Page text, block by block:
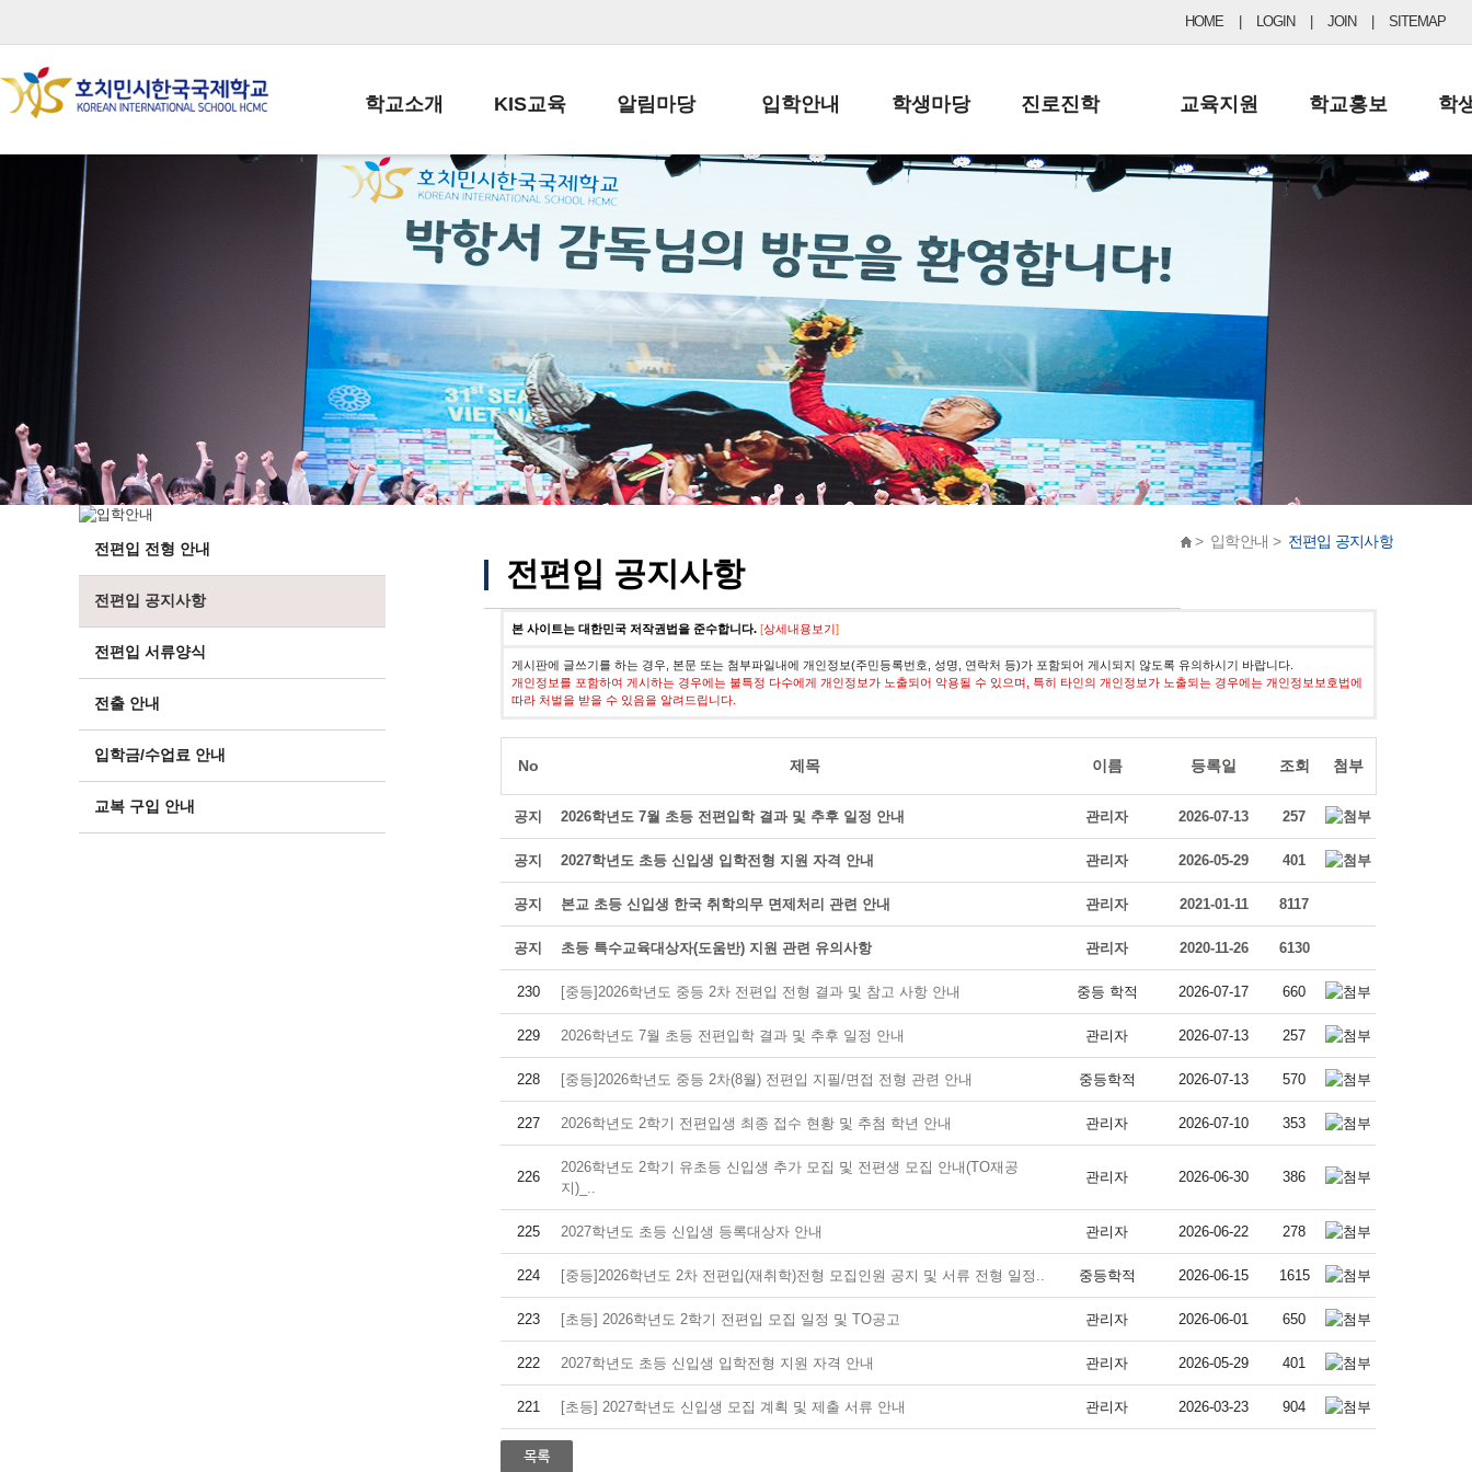
HOME LOGIN JOIN SITEMAP
학교소개
학교장인사말
학교상징
학교연혁
교직원현황
학생현황
위치/전화
전경사진
KIS교육
교육목표
학사일정
일과시간표
성과평가자료
알림마당
공지사항
납부금 안내
스쿨버스 운행 안내
급식안내
서식자료실
학부모방
정기고사 기출문제
입학안내
전-편입 서류양식
입학금/수업료
교복구입안내
학생마당
학생생활규정
학교신문
자율진로동아리
유초등 소식지
진로진학
공지사항 및 입시자료
드림레터
교육지원
행정실
학교운영위원회
학교건축기금
학교홍보
보도자료
학
전편입 전형 안내
전편입 공지사항
전편입 서류양식
전출 안내
입학금/수업료 안내
교복 구입 안내
> 입학안내 > 전편입 공지사항
전편입 공지사항
본 사이트는 대한민국 저작권법을 준수합니다. [상세내용보기]
게시판에 글쓰기를 하는 경우, 본문 또는 첨부파일내에 개인정보(주민등록번호, 성명, 연락처 등)가 포함되어 게시되지 않도록 유의하시기 바랍니다.
개인정보를 포함하여 게시하는 경우에는 불특정 다수에게 개인정보가 노출되어 악용될 수 있으며, 특히 타인의 개인정보가 노출되는 경우에는 개인정보보호법에
따라 처벌을 받을 수 있음을 알려드립니다.
No 제목 이름 등록일 조회 첨부
공지 2026학년도 7월 초등 전편입학 결과 및 추후 일정 안내 관리자 2026-07-13 257
공지 2027학년도 초등 신입생 입학전형 지원 자격 안내 관리자 2026-05-29 401
공지 본교 초등 신입생 한국 취학의무 면제처리 관련 안내 관리자 2021-01-11 8117
공지 초등 특수교육대상자(도움반) 지원 관련 유의사항 관리자 2020-11-26 6130
230 [중등]2026학년도 중등 2차 전편입 전형 결과 및 참고 사항 안내 중등 학적 2026-07-17 660
229 2026학년도 7월 초등 전편입학 결과 및 추후 일정 안내 관리자 2026-07-13 257
228 [중등]2026학년도 중등 2차(8월) 전편입 지필/면접 전형 관련 안내 중등학적 2026-07-13 570
227 2026학년도 2학기 전편입생 최종 접수 현황 및 추첨 학년 안내 관리자 2026-07-10 353
226
2026학년도 2학기 유초등 신입생 추가 모집 및 전편생 모집 안내(TO재공
지)_..
관리자 2026-06-30 386
225 2027학년도 초등 신입생 등록대상자 안내 관리자 2026-06-22 278
224 [중등]2026학년도 2차 전편입(재취학)전형 모집인원 공지 및 서류 전형 일정.. 중등학적 2026-06-15 1615
223 [초등] 2026학년도 2학기 전편입 모집 일정 및 TO공고 관리자 2026-06-01 650
222 2027학년도 초등 신입생 입학전형 지원 자격 안내 관리자 2026-05-29 401
221 [초등] 2027학년도 신입생 모집 계획 및 제출 서류 안내 관리자 2026-03-23 904